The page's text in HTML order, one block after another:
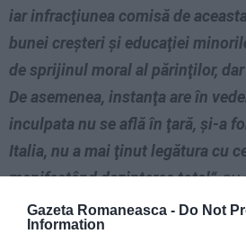
Gazeta Romaneasca - Do Not
Information
iar infracţiunea comisă de
bunei creşteri şi educaţiei
de sprijinul moral al părinţilor,
De asemenea, instanţa are în
inculpata nu se află în ţară, şi-a
Italia, nu a mai ţinut legătura cu
manifestând dezinteres total“,
Aceştia au luat totuşi în calcul